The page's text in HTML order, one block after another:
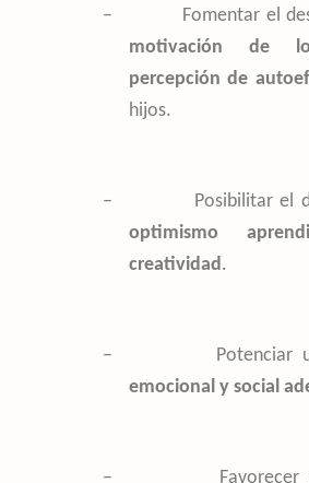
–
Fomentar el
motivación de
percepción de
hijos.
–
Posibilitar el
optimismo
creatividad.
– Potenciar
emocional y social
– Favorecer